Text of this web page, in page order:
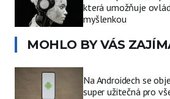
která umožňuje
myšlenkou
MOHLO BY VÁS
Na Androidech se
super užitečná pro